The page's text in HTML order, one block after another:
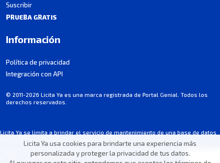
Licita Ya usa cookies para brindarte una experiencia más
personalizada y proteger la privacidad de tus datos.
Licita Ya se limita a brindar el servicio de mantenimiento de una base de datos
de licitaciones y no participa en los procesos.
Algunos datos pueden contener imprecisiones involuntarias. Consulta siempre
el aviso de cada licitación.
Suscribir
PRUEBA GRATIS
Información
Política de privacidad
Integración con API
© 2011-2026 Licita Ya es una marca registrada de Portal Genial. Todos los
derechos reservados.